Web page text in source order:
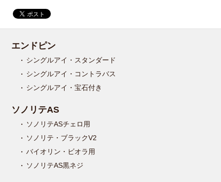
エンドピン
シングルアイ・スタンダード
シングルアイ・コントラバス
シングルアイ・宝石付き
ソノリテAS
ソノリテASチェロ用
ソノリテ・ブラックV2
バイオリン・ビオラ用
ソノリテAS黒ネジ